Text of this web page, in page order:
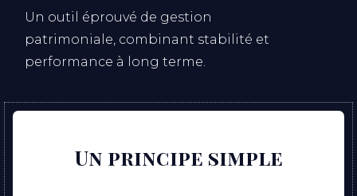
Un outil éprouvé de gestion
patrimoniale, combinant stabilité et
performance à long terme.
Un principe simple